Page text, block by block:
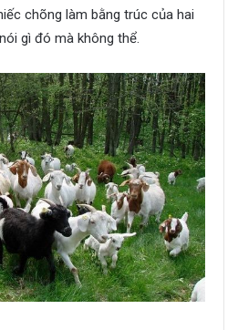
chõng làm bằng trúc của hai
gì đó mà không thể.